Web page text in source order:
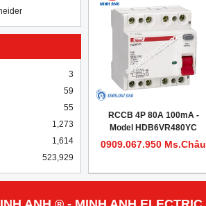
3
59
55
1,273
1,614
523,929
RCCB 4P 80A 100mA -
Model HDB6VR480YC
0909.067.950 Ms.Châu